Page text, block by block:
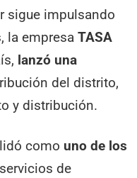
sigue impulsando
la empresaTASA
lanzó una
del distrito,
y distribución.
como uno de los
de